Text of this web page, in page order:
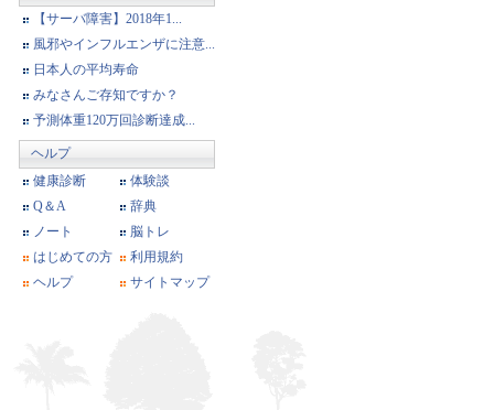
【サーバ障害】2018年1...
風邪やインフルエンザに注意...
日本人の平均寿命
みなさんご存知ですか？
予測体重120万回診断達成...
ヘルプ
健康診断
体験談
Q＆A
辞典
ノート
脳トレ
はじめての方
利用規約
ヘルプ
サイトマップ